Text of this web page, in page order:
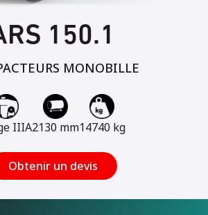
150.1
MONOBILLE
IIIA2130 mm14740 kg
Obtenir un devis